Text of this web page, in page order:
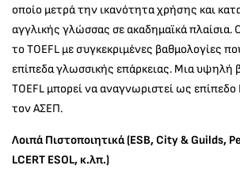
οποίο μετρά την ικανότητα χρήσης και
αγγλικής γλώσσας σε ακαδημαϊκά πλαίσια.
το TOEFL με συγκεκριμένες βαθμολογίες
επίπεδα γλωσσικής επάρκειας. Μια υψηλή
TOEFL μπορεί να αναγνωριστεί ως
τον ΑΣΕΠ.
Λοιπά Πιστοποιητικά (ESB, City & Guilds,
LCERT ESOL, κ.λπ.)